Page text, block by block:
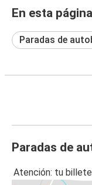
En esta página
Paradas de
Paradas de
Atención: tu